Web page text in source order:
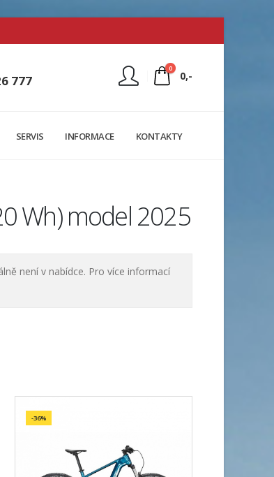
777
0
0,-
Přihlásit
SERVIS INFORMACE KONTAKTY
Wh) model 2025
není v nabídce. Pro více informací
-36%